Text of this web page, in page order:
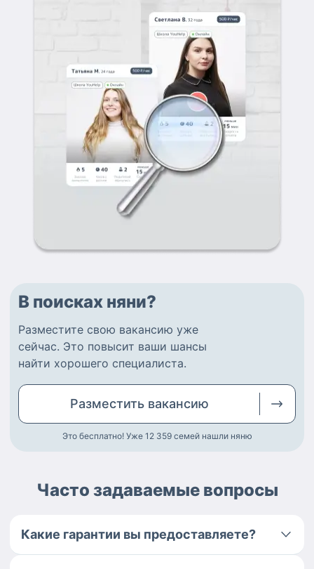
В поисках няни?
Разместите свою вакансию уже
сейчас. Это повысит ваши шансы
найти хорошего специалиста.
Разместить вакансию
Это бесплатно! Уже 12 359 семей нашли няню
Часто задаваемые вопросы
Какие гарантии вы предоставляете?